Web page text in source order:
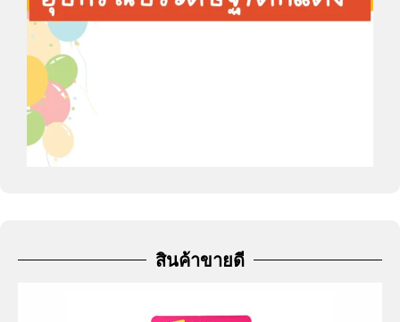
สินค้าขายดี